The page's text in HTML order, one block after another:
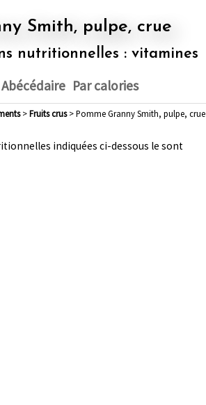
Smith, pulpe, crue
nutritionnelles : vitamines
Abécédaire Par calories
> fruits crus> Pomme Granny Smith, pulpe, crue
indiquées ci-dessous le sont